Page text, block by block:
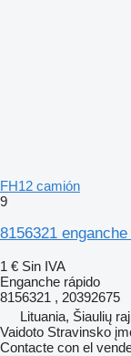
FH12 camión
9
8156321
1 € Sin IVA
Enganche rápido
8156321 , 20392675
Lituania, Šiaulių
Vaidoto Stravinsko
Contacte con el